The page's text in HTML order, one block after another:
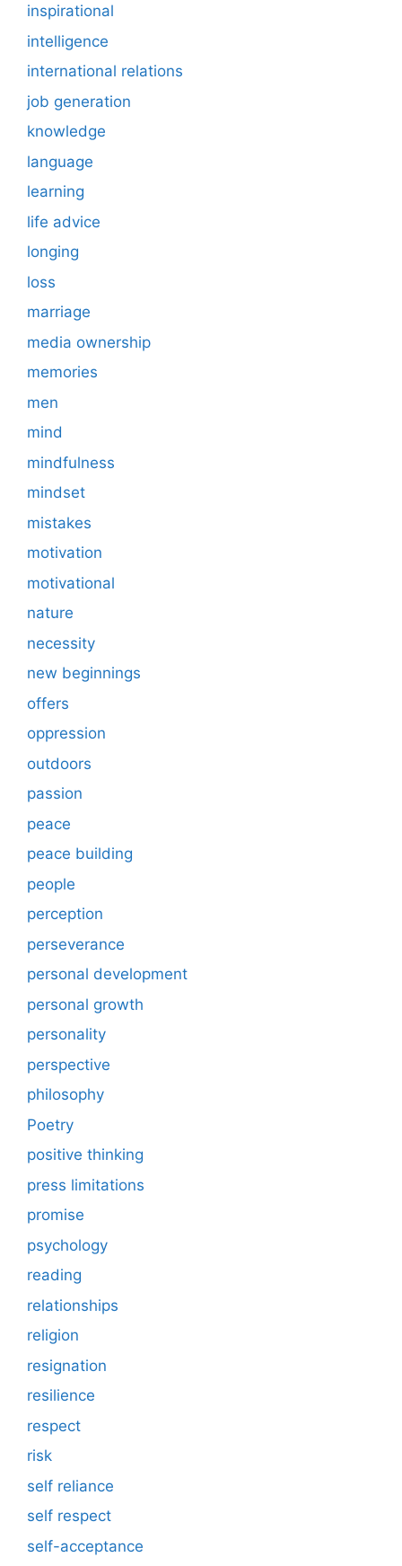
inspirational
intelligence
international relations
job generation
knowledge
language
learning
life advice
longing
loss
marriage
media ownership
memories
men
mind
mindfulness
mindset
mistakes
motivation
motivational
nature
necessity
new beginnings
offers
oppression
outdoors
passion
peace
peace building
people
perception
perseverance
personal development
personal growth
personality
perspective
philosophy
Poetry
positive thinking
press limitations
promise
psychology
reading
relationships
religion
resignation
resilience
respect
risk
self reliance
self respect
self-acceptance